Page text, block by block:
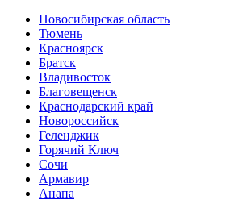
Новосибирская область
Тюмень
Красноярск
Братск
Владивосток
Благовещенск
Краснодарский край
Новороссийск
Геленджик
Горячий Ключ
Сочи
Армавир
Анапа